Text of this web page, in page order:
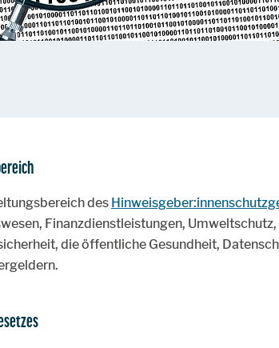
des
Finanzdienstleistungen,
die öffentliche Gesundheit,